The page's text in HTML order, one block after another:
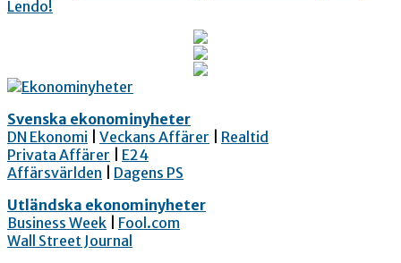
Svenska ekonominyheter
DN Ekonomi
Veckans Affärer
Realtid
Privata Affärer
E24
Affärsvärlden
Dagens PS
Utländska ekonominyheter
Business Week
Fool.com
Wall Street Journal